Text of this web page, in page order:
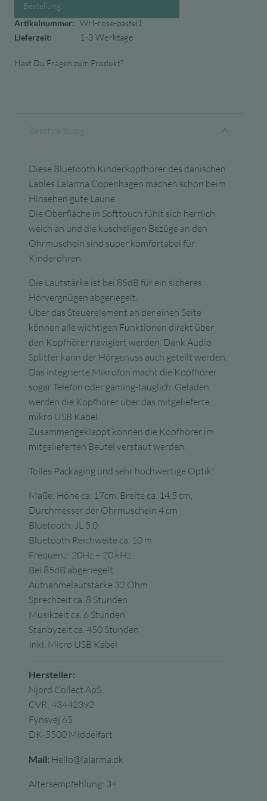
Bestellung.
Artikelnummer: WH-rose-pastel1
Lieferzeit:
1-3 Werktage
Hast Du Fragen zum Produkt?
Beschreibung
Diese Bluetooth Kinderkopfhörer des dänischen
Lables Lalarma Copenhagen machen schon beim
Hinsehen gute Laune.
Die Oberfläche in Softtouch fühlt sich herrlich
weich an und die kuscheligen Bezüge an den
Ohrmuscheln sind super komfortabel für
Kinderohren.
Die Lautstärke ist bei 85dB für ein sicheres
Hörvergnügen abgeriegelt.
Über das Steuerelement an der einen Seite
können alle wichtigen Funktionen direkt über
den Kopfhörer navigiert werden. Dank Audio
Splitter kann der Hörgenuss auch geteilt werden.
Das integrierte Mikrofon macht die Kopfhörer
sogar Telefon oder gaming-tauglich. Geladen
werden die Kopfhörer über das mitgelieferte
mikro USB Kabel.
Zusammengeklappt können die Kopfhörer im
mitgelieferten Beutel verstaut werden.
Tolles Packaging und sehr hochwertige Optik!
Maße: Höhe ca. 17cm, Breite ca. 14,5 cm,
Durchmesser der Ohrmuscheln 4 cm
Bluetooth: JL 5.0
Bluetooth Reichweite ca. 10 m
Frequenz: 20Hz – 20 kHz
Bei 85dB abgeriegelt
Aufnahmelautstärke 32 Ohm
Sprechzeit ca. 8 Stunden
Musikzeit ca. 6 Stunden
Stanbyzeit ca. 450 Stunden
Inkl. Micro USB Kabel
Hersteller:
Njord Collect ApS.
CVR: 43442392
Fynsvej 65
DK-5500 Middelfart
Mail: Hello@lalarma.dk
Altersempfehlung: 3+